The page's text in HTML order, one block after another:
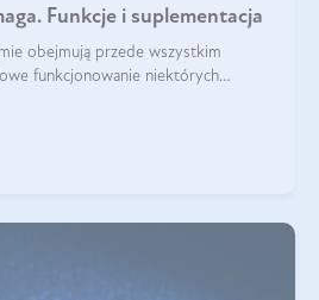
Funkcje i suplementacja
obejmują przede wszystkim
funkcjonowanie niektórych